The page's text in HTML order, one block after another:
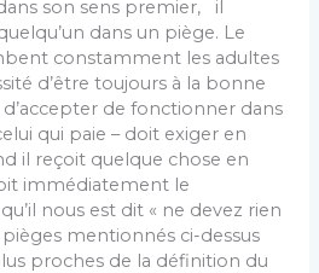
son sens premier, il
dans un piège. Le
constamment les adultes
d’être toujours à la bonne
de fonctionner dans
qui paie – doit exiger en
il reçoit quelque chose en
immédiatement le
nous est dit « ne devez rien
mentionnés ci-dessus
proches de la définition du